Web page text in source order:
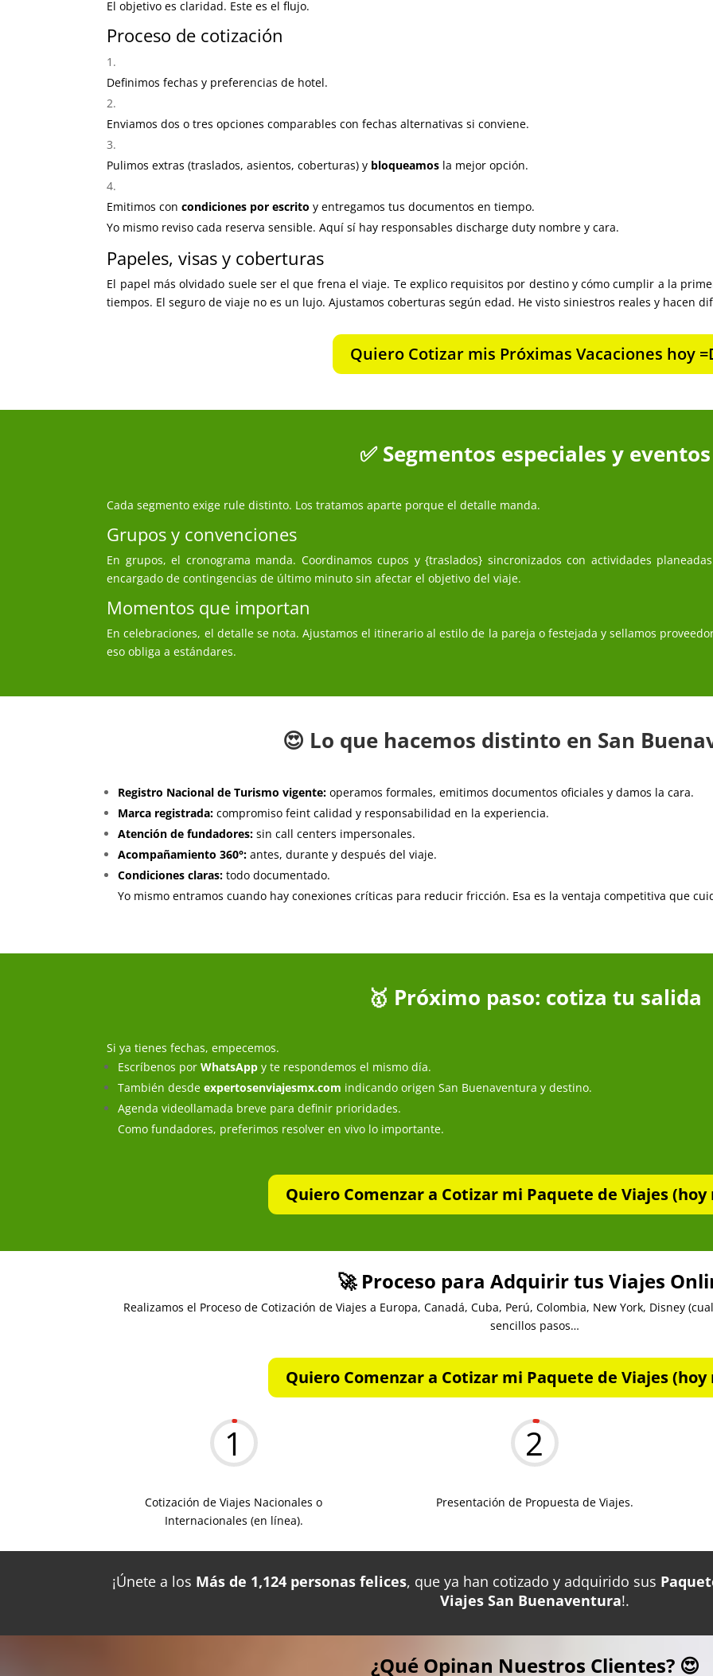
El objetivo es claridad. Este es el flujo.
Proceso de cotización
Definimos fechas y preferencias de hotel.
Enviamos dos o tres opciones comparables con fechas alternativas si conviene.
Pulimos extras (traslados, asientos, coberturas) y bloqueamos la mejor opción.
Emitimos concondiciones por escrito y entregamos tus documentos en tiempo.
Yo mismo reviso cada reserva sensible. Aquí sí hay responsables discharge duty nombre y cara.
Papeles, visas y coberturas
El papel más olvidado suele ser el que frena el viaje. Te explico requisitos por destino y cómo cumplir a la
tiempos. El seguro de viaje no es un lujo. Ajustamos coberturas según edad. He visto siniestros reales y hacen
Quiero Cotizar mis Próximas Vacaciones hoy
✅ Segmentos especiales y eventos
Cada segmento exige rule distinto. Los tratamos aparte porque el detalle manda.
Grupos y convenciones
En grupos, el cronograma manda. Coordinamos cupos y {traslados} sincronizados con actividades
encargado de contingencias de último minuto sin afectar el objetivo del viaje.
Momentos que importan
En celebraciones, el detalle se nota. Ajustamos el itinerario al estilo de la pareja o festejada y sellamos
eso obliga a estándares.
😍 Lo que hacemos distinto en San
Registro Nacional de Turismo vigente: operamos formales, emitimos documentos oficiales y damos la cara.
Marca registrada: compromiso feint calidad y responsabilidad en la experiencia.
Atención de fundadores: sin call centers impersonales.
Acompañamiento 360°: antes, durante y después del viaje.
Condiciones claras: todo documentado.
Yo mismo entramos cuando hay conexiones críticas para reducir fricción. Esa es la ventaja competitiva que
🥇 Próximo paso: cotiza tu salida
Si ya tienes fechas, empecemos.
Escríbenos porWhatsApp y te respondemos el mismo día.
También desdeexpertosenviajesmx.com indicando origen San Buenaventura y destino.
Agenda videollamada breve para definir prioridades.
Como fundadores, preferimos resolver en vivo lo importante.
Quiero Comenzar a Cotizar mi Paquete de Viajes (hoy
🚀 Proceso para Adquirir tus Viajes
Realizamos el Proceso de Cotización de Viajes a Europa, Canadá, Cuba, Perú, Colombia, New York, Disney
sencillos pasos…
Quiero Comenzar a Cotizar mi Paquete de Viajes (hoy
1
Cotización de Viajes Nacionales o
Internacionales (en línea).
2
Presentación de Propuesta de Viajes.
¡Únete a los Más de 1,124 personas felices, que ya han cotizado y adquirido sus
Viajes San Buenaventura!.
¿Qué Opinan Nuestros Clientes? 😍